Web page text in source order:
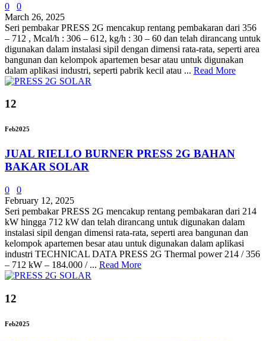
0
0
March 26, 2025
Seri pembakar PRESS 2G mencakup rentang pembakaran dari 356
– 712 , Mcal/h : 306 – 612, kg/h : 30 – 60 dan telah dirancang untuk
digunakan dalam instalasi sipil dengan dimensi rata-rata, seperti area
bangunan dan kelompok apartemen besar atau untuk digunakan
dalam aplikasi industri, seperti pabrik kecil atau ... Read More
12
Feb2025
JUAL RIELLO BURNER PRESS 2G BAHAN
BAKAR SOLAR
0
0
February 12, 2025
Seri pembakar PRESS 2G mencakup rentang pembakaran dari 214
kW hingga 712 kW dan telah dirancang untuk digunakan dalam
instalasi sipil dengan dimensi rata-rata, seperti area bangunan dan
kelompok apartemen besar atau untuk digunakan dalam aplikasi
industri TECHNICAL DATA PRESS 2G Thermal power 214 / 356
– 712 kW – 184.000 / ... Read More
12
Feb2025